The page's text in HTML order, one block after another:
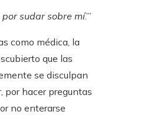
sudar sobre mí.’”
como médica, la
que las
se disculpan
por hacer preguntas
no enterarse